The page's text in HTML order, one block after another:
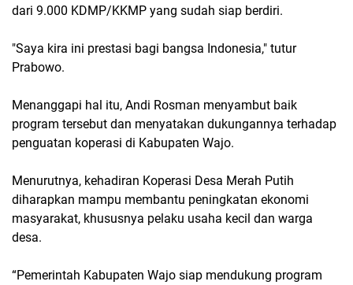
dari 9.000 KDMP/KKMP yang sudah siap berdiri.
"Saya kira ini prestasi bagi bangsa Indonesia," tutur
Prabowo.
Menanggapi hal itu, Andi Rosman menyambut baik
program tersebut dan menyatakan dukungannya terhadap
penguatan koperasi di Kabupaten Wajo.
Menurutnya, kehadiran Koperasi Desa Merah Putih
diharapkan mampu membantu peningkatan ekonomi
masyarakat, khususnya pelaku usaha kecil dan warga
desa.
“Pemerintah Kabupaten Wajo siap mendukung program